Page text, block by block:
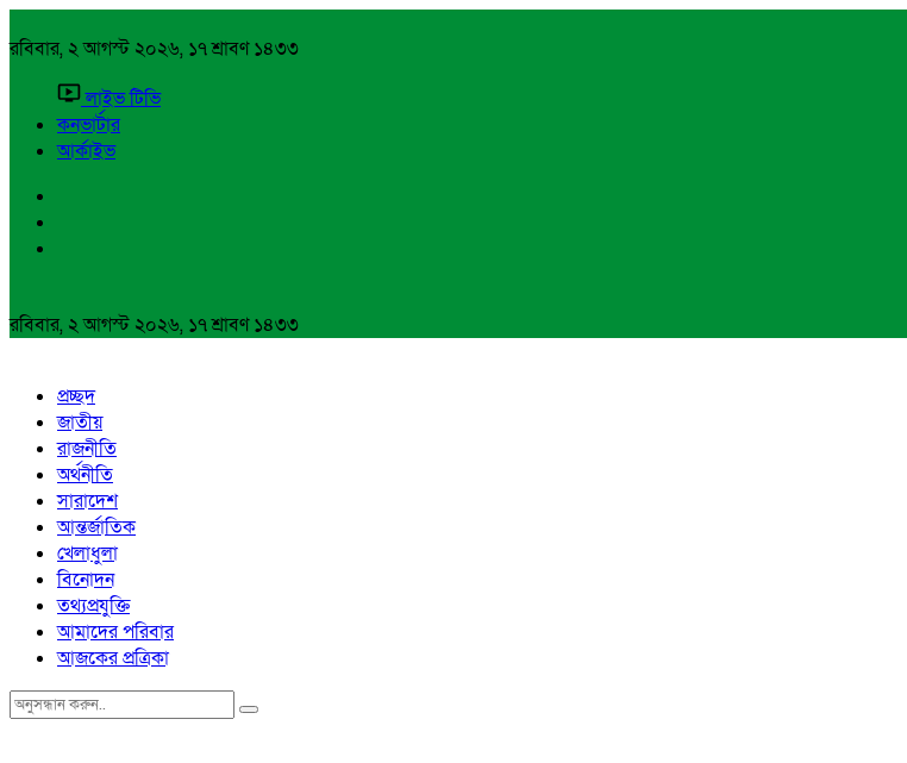
রবিবার, ২ আগস্ট ২০২৬, ১৭ শ্রাবণ ১৪৩৩
লাইভ টিভি
কনভার্টার
আর্কাইভ
রবিবার, ২ আগস্ট ২০২৬, ১৭ শ্রাবণ ১৪৩৩
প্রচ্ছদ
জাতীয়
রাজনীতি
অর্থনীতি
সারাদেশ
আন্তর্জাতিক
খেলাধুলা
বিনোদন
তথ্যপ্রযুক্তি
আমাদের পরিবার
আজকের প্রত্রিকা